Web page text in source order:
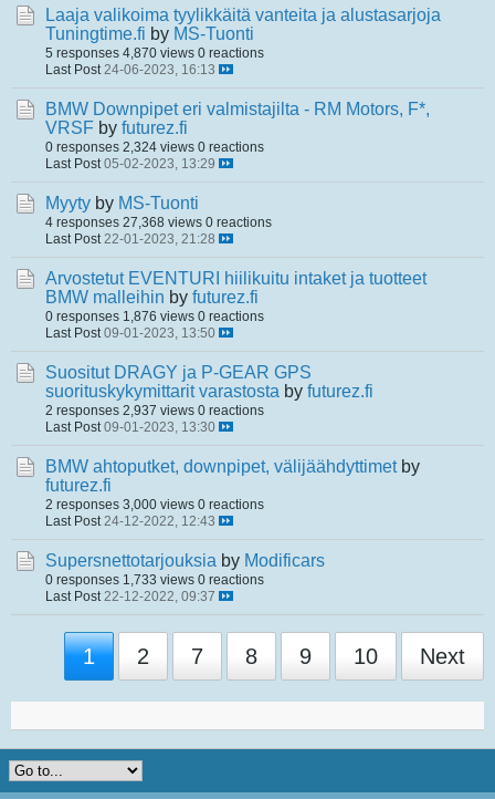
Laaja valikoima tyylikkäitä vanteita ja alustasarjoja
Tuningtime.fi by MS-Tuonti
5 responses 4,870 views 0 reactions
Last Post 24-06-2023, 16:13
BMW Downpipet eri valmistajilta - RM Motors, F*,
VRSF by futurez.fi
0 responses 2,324 views 0 reactions
Last Post 05-02-2023, 13:29
Myyty by MS-Tuonti
4 responses 27,368 views 0 reactions
Last Post 22-01-2023, 21:28
Arvostetut EVENTURI hiilikuitu intaket ja tuotteet
BMW malleihin by futurez.fi
0 responses 1,876 views 0 reactions
Last Post 09-01-2023, 13:50
Suositut DRAGY ja P-GEAR GPS
suorituskykymittarit varastosta by futurez.fi
2 responses 2,937 views 0 reactions
Last Post 09-01-2023, 13:30
BMW ahtoputket, downpipet, välijäähdyttimet by
futurez.fi
2 responses 3,000 views 0 reactions
Last Post 24-12-2022, 12:43
Supersnettotarjouksia by Modificars
0 responses 1,733 views 0 reactions
Last Post 22-12-2022, 09:37
1 2 7 8 9 10 Next